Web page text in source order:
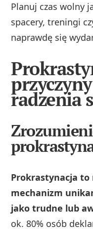
Planuj czas wolny
spacery, treningi
naprawdę się
radzenia
Prokrastynacja to
mechanizm
jako trudne lub
ok. 80% osób